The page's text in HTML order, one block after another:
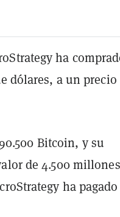
ha
dólares, a un precio
Bitcoin, y su
de 4.500
ha pagado